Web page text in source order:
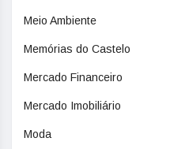
Meio Ambiente
Memórias do Castelo
Mercado Financeiro
Mercado Imobiliário
Moda